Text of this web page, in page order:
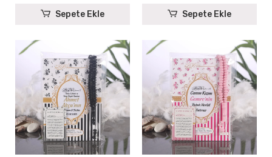
Sepete Ekle Sepete Ekle